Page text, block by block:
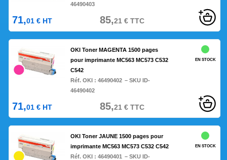
46490403
71,01 € HT 85,21 €TTC
OKI Toner MAGENTA 1500 pages
pour imprimante MC563 MC573 C532
C542
Réf. OKI : 46490402 – SKU ID-
46490402
EN STOCK
71,01 € HT 85,21 €TTC
OKI Toner JAUNE 1500 pages pour
imprimante MC563 MC573 C532 C542
Réf. OKI : 46490401 – SKU ID-
EN STOCK